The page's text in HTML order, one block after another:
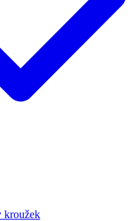
kroužek